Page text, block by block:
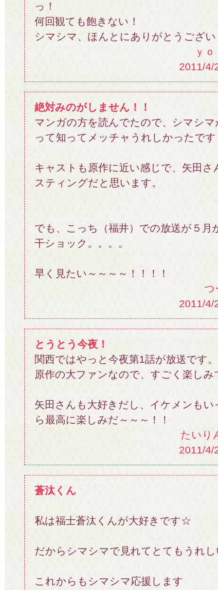
っ！
何回観ても飽きない！
シマシマ、ほんとにありがとうござ
ｙ
2011/4/
絶対みのがしません！！
マンガの方を読んでたので、シマシ
って知ってメッチャうれしかったです
キャストも原作に近い感じで、矢田さ
スティングだと思います。
でも、こっち（福井）での放送が５月
干ショック。。。。
早く見たい～～～～！！！！
つ
2011/4/
とうとう今夜！
関西ではやっと今夜第1話が放送です。
原作の大ファンなので、すごく楽しみ
矢田さんも大好きだし、イケメンもい
ら最高に楽しみだ～～～！！
たいり
2011/4/
蒼汰くん
私は福士蒼汰くんが大好きです☆
だからシマシマで見れてとてもうれ
これからもシマシマ応援します